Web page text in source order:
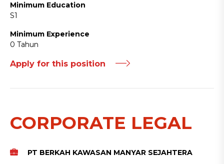
Minimum Education
S1
Minimum Experience
0 Tahun
Apply for this position
CORPORATE LEGAL
PT BERKAH KAWASAN MANYAR SEJAHTERA